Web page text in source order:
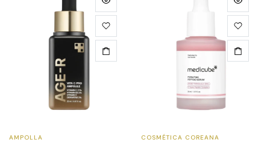
AMPOLLA COSMÉTICA COREANA